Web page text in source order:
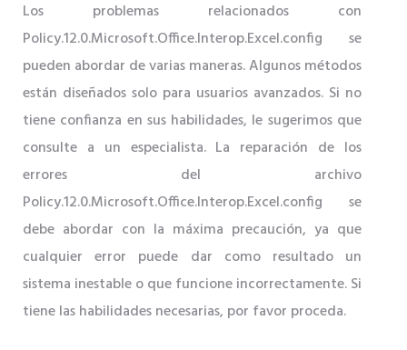
Los problemas relacionados con
Policy.12.0.Microsoft.Office.Interop.Excel.config se
pueden abordar de varias maneras. Algunos métodos
están diseñados solo para usuarios avanzados. Si no
tiene confianza en sus habilidades, le sugerimos que
consulte a un especialista. La reparación de los
errores del archivo
Policy.12.0.Microsoft.Office.Interop.Excel.config se
debe abordar con la máxima precaución, ya que
cualquier error puede dar como resultado un
sistema inestable o que funcione incorrectamente. Si
tiene las habilidades necesarias, por favor proceda.